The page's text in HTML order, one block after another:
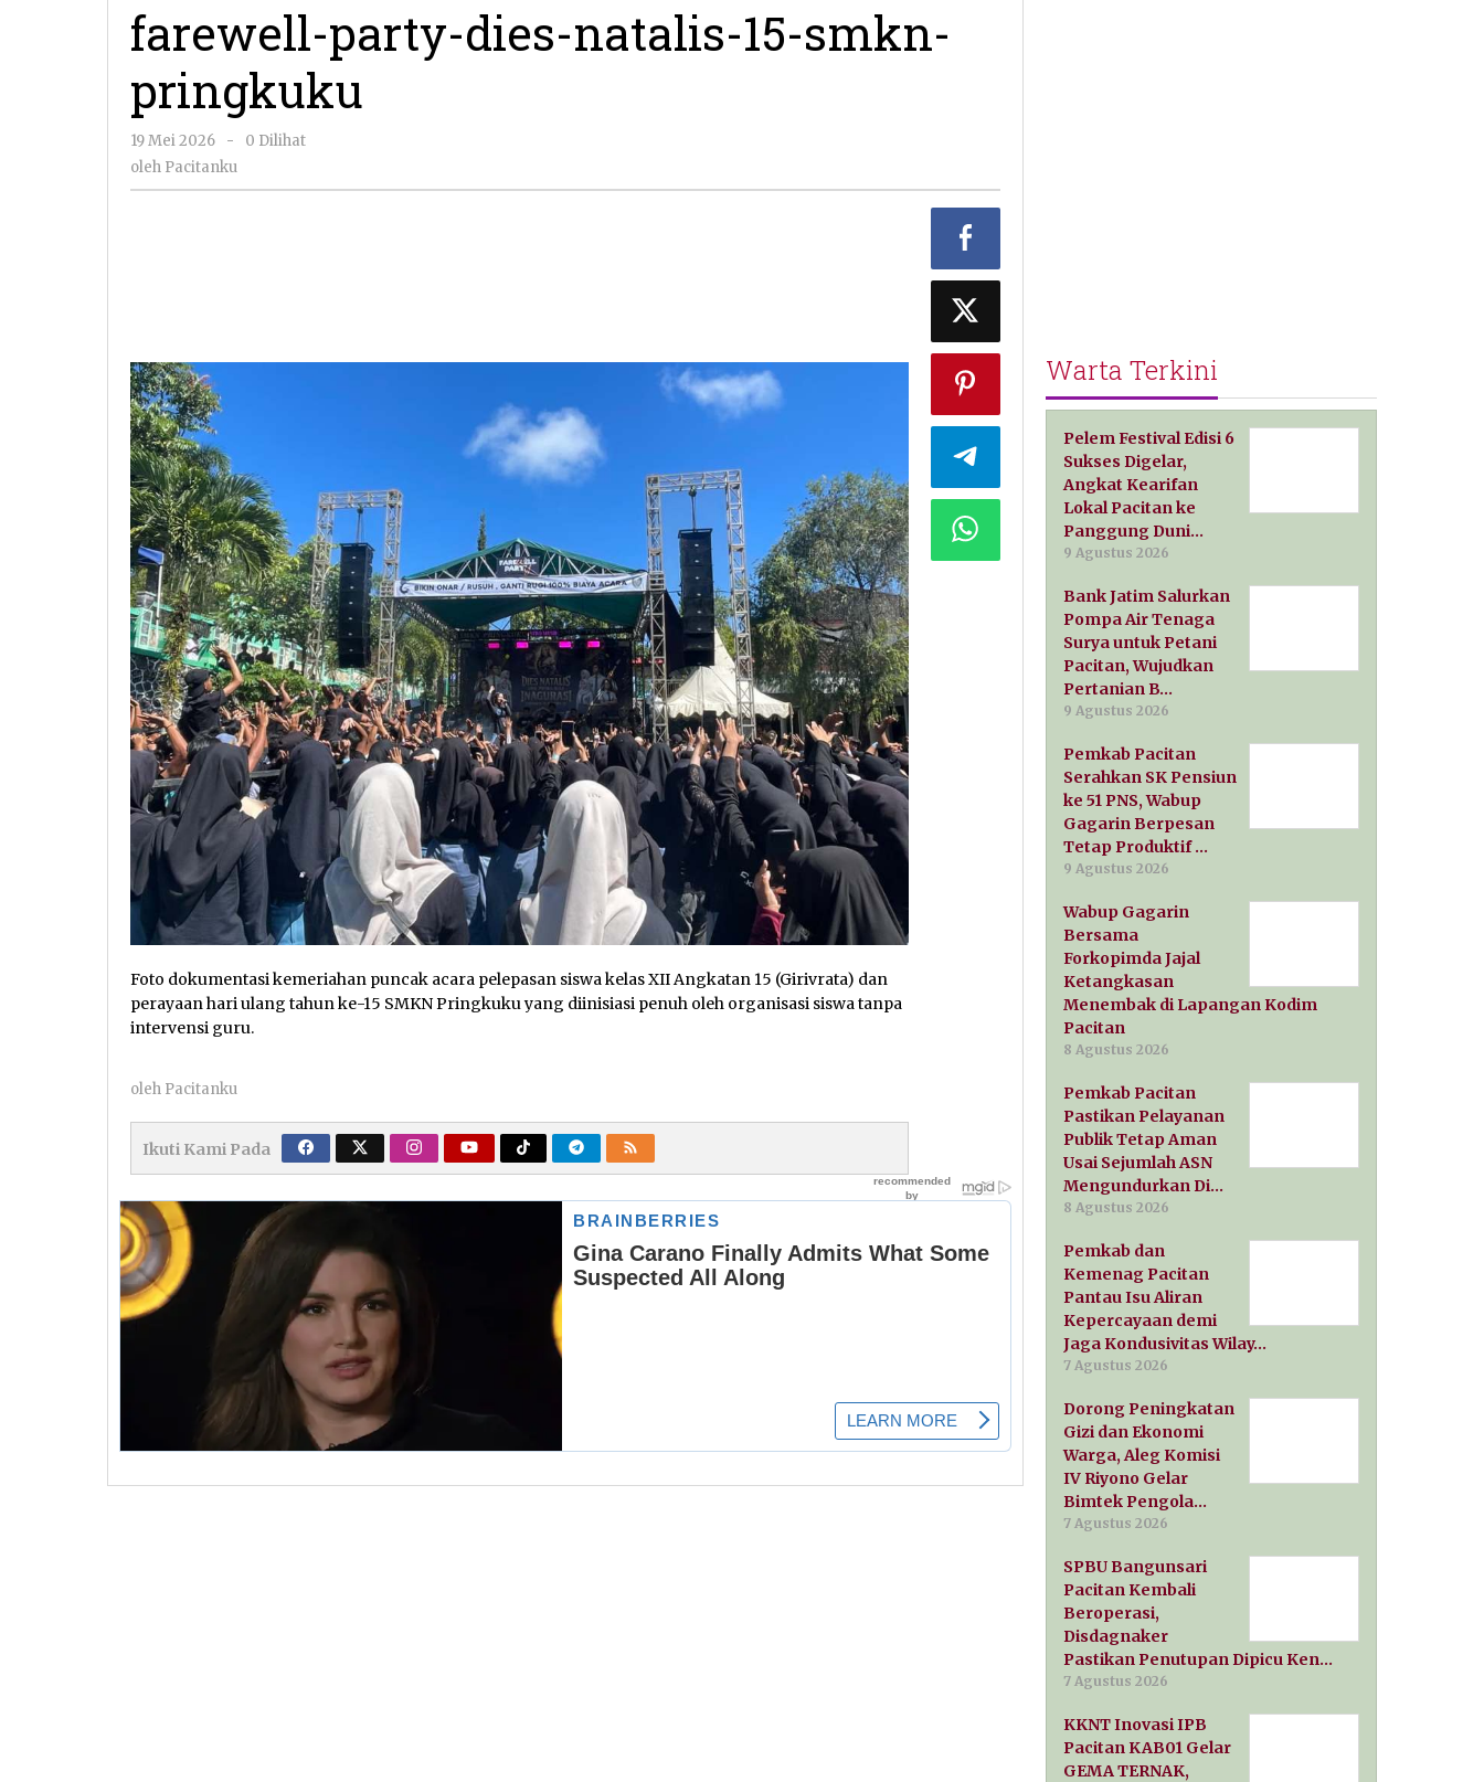
natalis-
15-
smkn-
pringkuku
farewell-party-dies-natalis-15-smkn-
pringkuku
19 Mei 2026
oleh
Pacitanku
-
0 Dilihat
oleh Pacitanku
Foto dokumentasi kemeriahan puncak acara pelepasan siswa kelas XII Angkatan 15 (Girivrata) dan
perayaan hari ulang tahun ke-15 SMKN Pringkuku yang diinisiasi penuh oleh organisasi siswa tanpa
intervensi guru.
oleh Pacitanku
Ikuti Kami Pada
Warta Terkini
Pelem Festival Edisi 6
Sukses Digelar,
Angkat Kearifan
Lokal Pacitan ke
Panggung Duni…
9 Agustus 2026
Bank Jatim Salurkan
Pompa Air Tenaga
Surya untuk Petani
Pacitan, Wujudkan
Pertanian B…
9 Agustus 2026
Pemkab Pacitan
Serahkan SK Pensiun
ke 51 PNS, Wabup
Gagarin Berpesan
Tetap Produktif …
9 Agustus 2026
Wabup Gagarin
Bersama
Forkopimda Jajal
Ketangkasan
Menembak di Lapangan Kodim
Pacitan
8 Agustus 2026
Pemkab Pacitan
Pastikan Pelayanan
Publik Tetap Aman
Usai Sejumlah ASN
Mengundurkan Di…
8 Agustus 2026
Pemkab dan
Kemenag Pacitan
Pantau Isu Aliran
Kepercayaan demi
Jaga Kondusivitas Wilay…
7 Agustus 2026
Dorong Peningkatan
Gizi dan Ekonomi
Warga, Aleg Komisi
IV Riyono Gelar
Bimtek Pengola…
7 Agustus 2026
SPBU Bangunsari
Pacitan Kembali
Beroperasi,
Disdagnaker
Pastikan Penutupan Dipicu Ken…
7 Agustus 2026
KKNT Inovasi IPB
Pacitan KAB01 Gelar
GEMA TERNAK,